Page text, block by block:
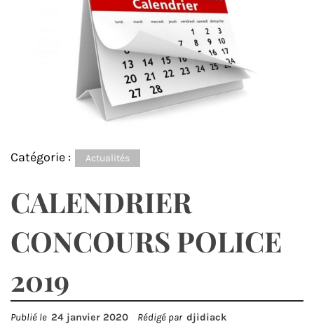
Catégorie : Actualités
CALENDRIER
CONCOURS POLICE
2019
Publié le 24 janvier 2020 Rédigé par djidiack